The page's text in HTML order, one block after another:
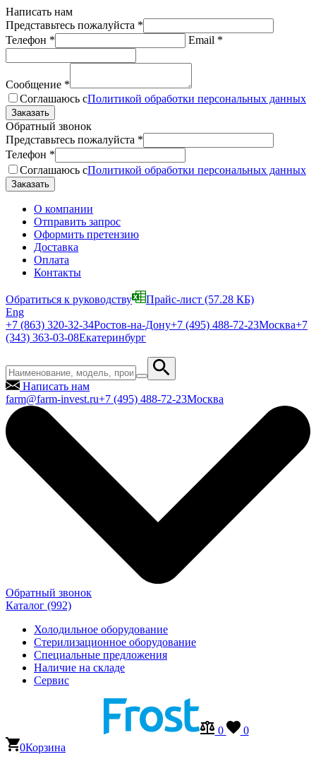
Написать нам
Представьтесь пожалуйста *
Телефон * Email *
Сообщение *
Соглашаюсь сПолитикой обработки персональных данных
Обратный звонок
Представьтесь пожалуйста *
Телефон *
Соглашаюсь сПолитикой обработки персональных данных
О компании
Отправить запрос
Оформить претензию
Доставка
Оплата
Контакты
Обратиться к руководству Прайс-лист (57.28 КБ)
Eng
+7 (863) 320-32-34Ростов-на-Дону+7 (495) 488-72-23Москва+7
(343) 363-03-08Екатеринбург
Написать нам
farm@farm-invest.ru+7 (495) 488-72-23Москва
Обратный звонок
Каталог (992)
Холодильное оборудование
Стерилизационное оборудование
Специальные предложения
Наличие на складе
Сервис
0
0
0Корзина